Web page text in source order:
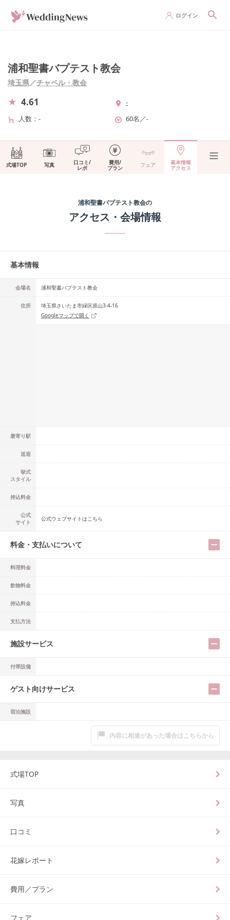
ログイン
浦和聖書バプテスト教会
埼玉県／チャペル・教会
4.61
-
人数
- 60名 ／-
式場TOP 写真 口コミ/
レポ
費用/
プラン フェア 基本情報
アクセス
浦和聖書バプテスト教会の
アクセス・会場情報
基本情報
会場名 浦和聖書バプテスト教会
住所
埼玉県さいたま市緑区原山3-4-16
Googleマップで開く
最寄り駅
送迎
挙式
スタイル
持込料金
公式
サイト
公式ウェブサイトはこちら
料金・支払いについて
料理料金
飲物料金
持込料金
支払方法
施設サービス
付帯設備
ゲスト向けサービス
宿泊施設
内容に相違があった場合はこちらから
式場TOP
写真
口コミ
花嫁レポート
費用／プラン
フェア